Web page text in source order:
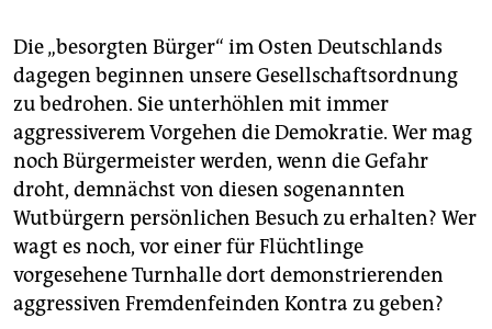
Die „besorgten Bürger“ im Osten Deutschlands
dagegen beginnen unsere Gesellschaftsordnung
zu bedrohen. Sie unterhöhlen mit immer
aggressiverem Vorgehen die Demokratie. Wer mag
noch Bürgermeister werden, wenn die Gefahr
droht, demnächst von diesen sogenannten
Wutbürgern persönlichen Besuch zu erhalten? Wer
wagt es noch, vor einer für Flüchtlinge
vorgesehene Turnhalle dort demonstrierenden
aggressiven Fremdenfeinden Kontra zu geben?